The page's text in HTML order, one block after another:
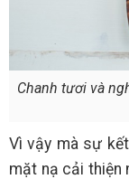
Chanh tươi và
Vì vậy mà sự
mặt nạ cải thiện